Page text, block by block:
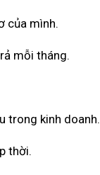
của mình.
mỗi tháng.
trong kinh doanh.
thời.